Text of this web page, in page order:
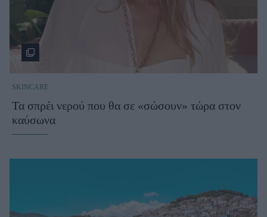
SKINCARE
Τα σπρέι νερού που θα σε «σώσουν» τώρα στον
καύσωνα